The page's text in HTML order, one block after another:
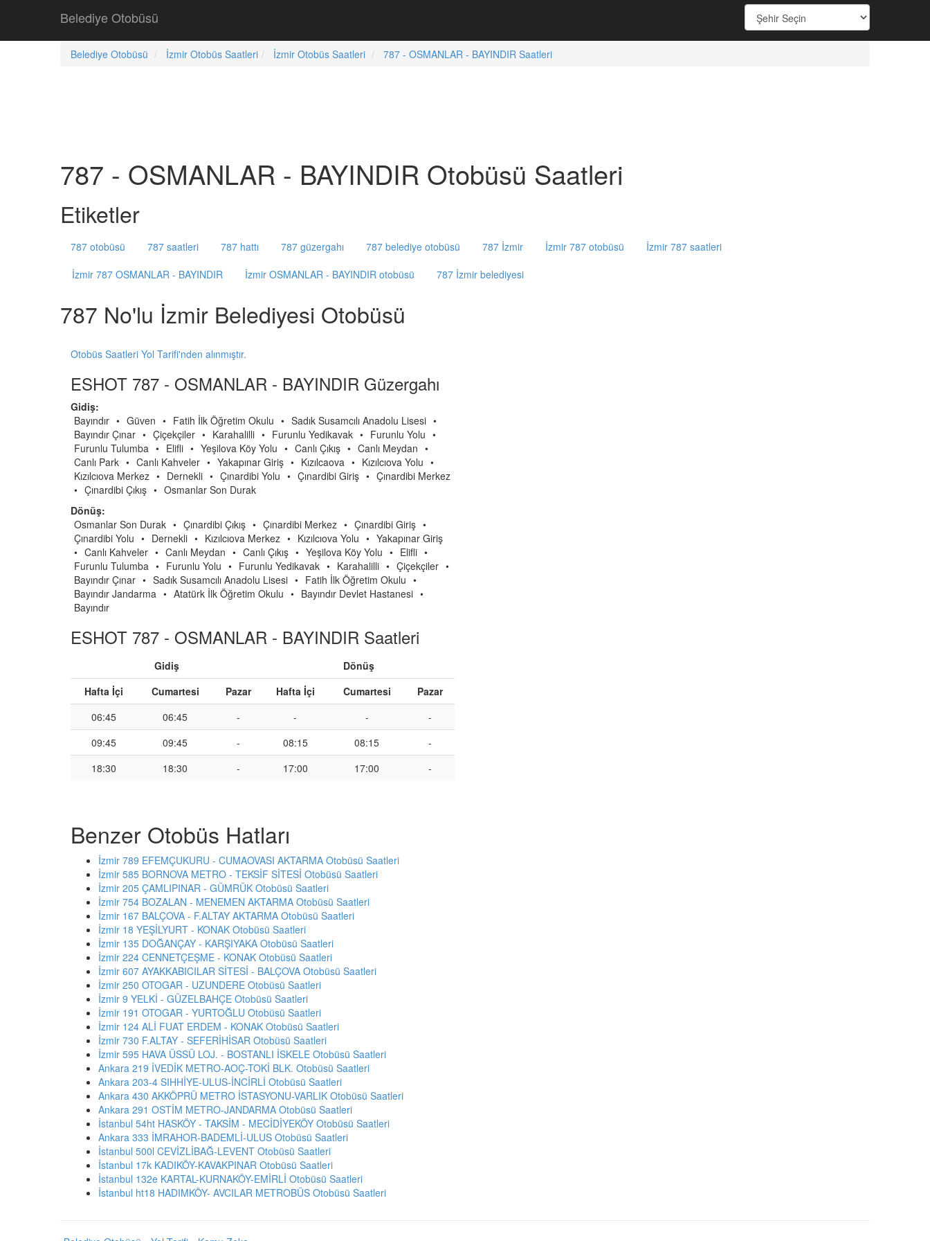
Belediye Otobüsü
Belediye Otobüsü İzmir Otobüs Saatleri İzmir Otobüs Saatleri 787 - OSMANLAR - BAYINDIR Saatleri
787 - OSMANLAR - BAYINDIR Otobüsü Saatleri
Etiketler
787 otobüsü 787 saatleri 787 hattı 787 güzergahı 787 belediye otobüsü 787 İzmir İzmir 787 otobüsü
İzmir 787 saatleri
İzmir 787 OSMANLAR - BAYINDIR
İzmir OSMANLAR - BAYINDIR otobüsü 787 İzmir belediyesi
787 No'lu İzmir Belediyesi Otobüsü
Otobüs Saatleri Yol Tarifi'nden alınmıştır.
ESHOT 787 - OSMANLAR - BAYINDIR Güzergahı
Gidiş:
Bayındır • Güven • Fatih İlk Öğretim Okulu • Sadık Susamcılı Anadolu Lisesi •
Bayındır Çınar • Çiçekçiler • Karahalilli • Furunlu Yedikavak • Furunlu Yolu •
Furunlu Tulumba • Elifli • Yeşilova Köy Yolu • Canlı Çıkış • Canlı Meydan •
Canlı Park • Canlı Kahveler • Yakapınar Giriş • Kızılcaova • Kızılcıova Yolu •
Kızılcıova Merkez • Dernekli • Çınardibi Yolu • Çınardibi Giriş • Çınardibi Merkez
• Çınardibi Çıkış • Osmanlar Son Durak
Dönüş:
Osmanlar Son Durak • Çınardibi Çıkış • Çınardibi Merkez • Çınardibi Giriş •
Çınardibi Yolu • Dernekli • Kızılcıova Merkez • Kızılcıova Yolu • Yakapınar Giriş
• Canlı Kahveler • Canlı Meydan • Canlı Çıkış • Yeşilova Köy Yolu • Elifli •
Furunlu Tulumba • Furunlu Yolu • Furunlu Yedikavak • Karahalilli • Çiçekçiler •
Bayındır Çınar • Sadık Susamcılı Anadolu Lisesi • Fatih İlk Öğretim Okulu •
Bayındır Jandarma • Atatürk İlk Öğretim Okulu • Bayındır Devlet Hastanesi •
Bayındır
ESHOT 787 - OSMANLAR - BAYINDIR Saatleri
Gidiş
Dönüş
Hafta İçi
Cumartesi Pazar Hafta İçi Cumartesi
Pazar
06:45
06:45 - - -
-
09:45
09:45 - 08:15 08:15
-
18:30
18:30 - 17:00 17:00 -
Benzer Otobüs Hatları
İzmir 789 EFEMÇUKURU - CUMAOVASI AKTARMA Otobüsü Saatleri
İzmir 585 BORNOVA METRO - TEKSİF SİTESİ Otobüsü Saatleri
İzmir 205 ÇAMLIPINAR - GÜMRÜK Otobüsü Saatleri
İzmir 754 BOZALAN - MENEMEN AKTARMA Otobüsü Saatleri
İzmir 167 BALÇOVA - F.ALTAY AKTARMA Otobüsü Saatleri
İzmir 18 YEŞİLYURT - KONAK Otobüsü Saatleri
İzmir 135 DOĞANÇAY - KARŞIYAKA Otobüsü Saatleri
İzmir 224 CENNETÇEŞME - KONAK Otobüsü Saatleri
İzmir 607 AYAKKABICILAR SİTESİ - BALÇOVA Otobüsü Saatleri
İzmir 250 OTOGAR - UZUNDERE Otobüsü Saatleri
İzmir 9 YELKİ - GÜZELBAHÇE Otobüsü Saatleri
İzmir 191 OTOGAR - YURTOĞLU Otobüsü Saatleri
İzmir 124 ALİ FUAT ERDEM - KONAK Otobüsü Saatleri
İzmir 730 F.ALTAY - SEFERİHİSAR Otobüsü Saatleri
İzmir 595 HAVA ÜSSÜ LOJ. - BOSTANLI İSKELE Otobüsü Saatleri
Ankara 219 İVEDİK METRO-AOÇ-TOKİ BLK. Otobüsü Saatleri
Ankara 203-4 SIHHİYE-ULUS-İNCİRLİ Otobüsü Saatleri
Ankara 430 AKKÖPRÜ METRO İSTASYONU-VARLIK Otobüsü Saatleri
Ankara 291 OSTİM METRO-JANDARMA Otobüsü Saatleri
İstanbul 54ht HASKÖY - TAKSİM - MECİDİYEKÖY Otobüsü Saatleri
Ankara 333 İMRAHOR-BADEMLİ-ULUS Otobüsü Saatleri
İstanbul 500l CEVİZLİBAĞ-LEVENT Otobüsü Saatleri
İstanbul 17k KADIKÖY-KAVAKPINAR Otobüsü Saatleri
İstanbul 132e KARTAL-KURNAKÖY-EMİRLİ Otobüsü Saatleri
İstanbul ht18 HADIMKÖY- AVCILAR METROBÜS Otobüsü Saatleri